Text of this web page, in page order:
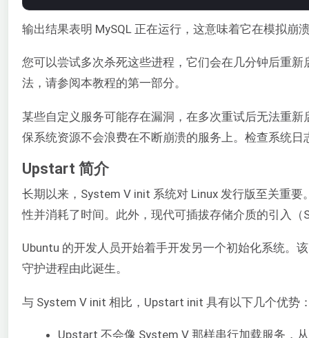
输出结果表明 MySQL 正在运行，这意味着它在模拟崩
您可以尝试多次杀死这些进程，它们会在几分钟后重
法，请参阅本教程的第一部分。
某些自定义服务可能存在漏洞，在多次重试后无法重
保系统资源不会浪费在不断崩溃的服务上。检查系统
Upstart 简介
长期以来，System V init 系统对 Linux 发行版至关重
性并消耗了时间。此外，现代可插拔存储介质的引入
Ubuntu 的开发人员开始着手开发另一个初始化系统。
守护进程由此诞生。
与 System V init 相比，Upstart init 具有以下几个优势
Upstart 不会像 System V 那样串行加载服务，